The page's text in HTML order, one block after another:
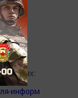
сетях:
информ